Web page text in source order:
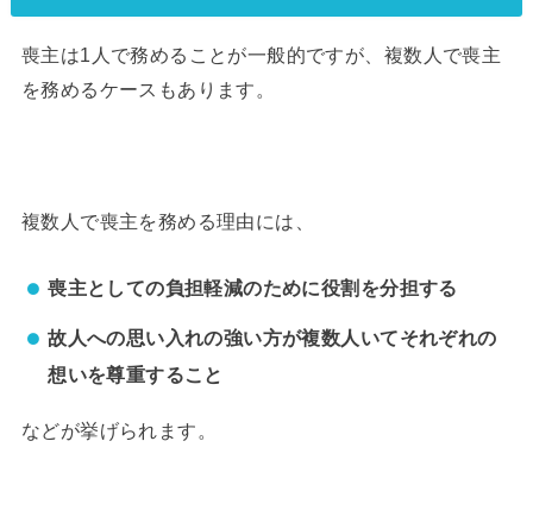
喪主は1人で務めることが一般的ですが、複数人で喪主
を務めるケースもあります。
複数人で喪主を務める理由には、
喪主としての負担軽減のために役割を分担する
故人への思い入れの強い方が複数人いてそれぞれの
想いを尊重すること
などが挙げられます。